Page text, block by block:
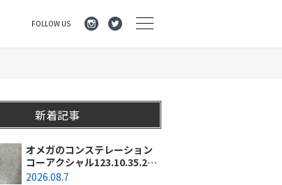
FOLLOW US
新着記事
オメガのコンステレーション
コーアクシャル123.10.35.20.0
1.001のオーバーホールを行い
2026.08.7